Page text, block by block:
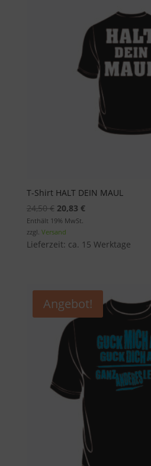
T-Shirt HALT DEIN MAUL
24,50€ Ursprünglicher
Preis
war:
24,50 €
20,83 €Aktueller
20,83 €.
Enthält 19% MwSt.
zzgl. Versand
Lieferzeit: ca. 15 Werktage
Angebot!